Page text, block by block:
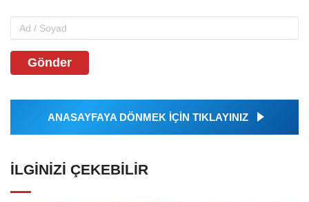
Gönder
ANASAYFAYA DÖNMEK İÇİN TIKLAYINIZ
İLGINIZI ÇEKEBILIR